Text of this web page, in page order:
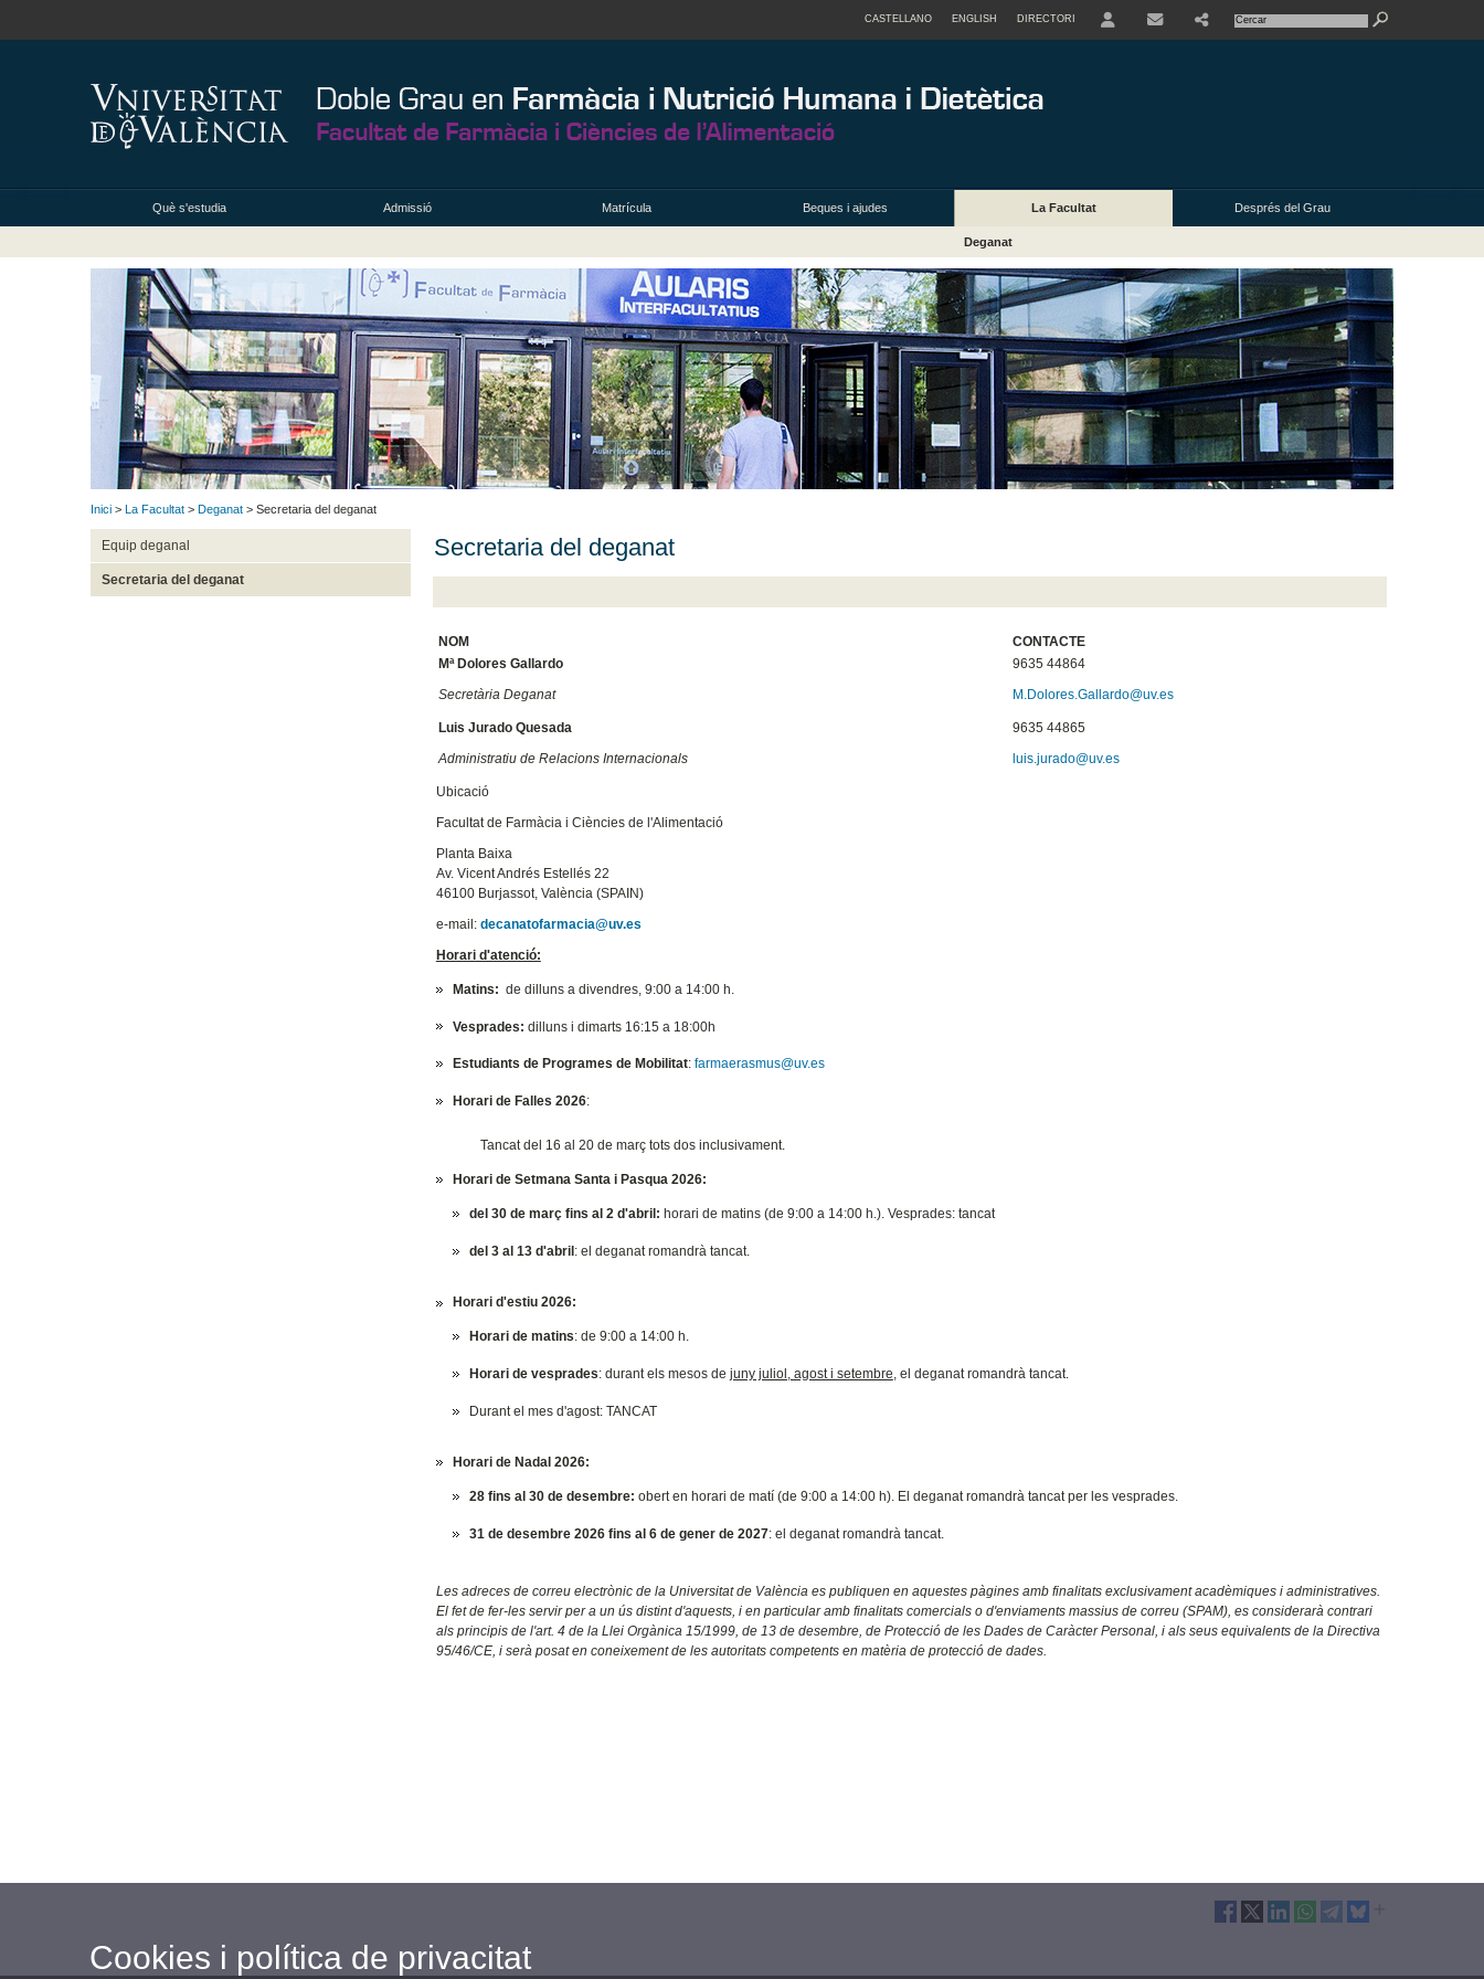
CASTELLANO ENGLISH DIRECTORI
Què s'estudia Admissió Matrícula Beques i ajudes La Facultat Després del Grau
Deganat
Inici > La Facultat > Deganat > Secretaria del deganat
Equip deganal
Secretaria del deganat
Secretaria del deganat
NOM
CONTACTE
Mª Dolores Gallardo
Secretària Deganat
9635 44864
M.Dolores.Gallardo@uv.es
Luis Jurado Quesada
Administratiu de Relacions Internacionals
9635 44865
luis.jurado@uv.es
Ubicació
Facultat de Farmàcia i Ciències de l'Alimentació
Planta Baixa
Av. Vicent Andrés Estellés 22
46100 Burjassot, València (SPAIN)
e-mail: decanatofarmacia@uv.es
Horari d'atenció:
Matins: de dilluns a divendres, 9:00 a 14:00 h.
Vesprades: dilluns i dimarts 16:15 a 18:00h
Estudiants de Programes de Mobilitat: farmaerasmus@uv.es
Horari de Falles 2026:
Tancat del 16 al 20 de març tots dos inclusivament.
Horari de Setmana Santa i Pasqua 2026:
del 30 de març fins al 2 d'abril: horari de matins (de 9:00 a 14:00 h.). Vesprades: tancat
del 3 al 13 d'abril : el deganat romandrà tancat.
Horari d'estiu 2026:
Horari de matins: de 9:00 a 14:00 h.
Horari de vesprades: durant els mesos de juny juliol, agost i setembre, el deganat romandrà tancat.
Durant el mes d'agost: TANCAT
Horari de Nadal 2026:
28 fins al 30 de desembre: obert en horari de matí (de 9:00 a 14:00 h). El deganat romandrà tancat per les vesprades.
31 de desembre 2026 fins al 6 de gener de 2027: el deganat romandrà tancat.
Les adreces de correu electrònic de la Universitat de València es publiquen en aquestes pàgines amb finalitats exclusivament acadèmiques i administratives.
El fet de fer-les servir per a un ús distint d'aquests, i en particular amb finalitats comercials o d'enviaments massius de correu (SPAM), es considerarà contrari
als principis de l'art. 4 de la Llei Orgànica 15/1999, de 13 de desembre, de Protecció de les Dades de Caràcter Personal, i als seus equivalents de la Directiva
95/46/CE, i serà posat en coneixement de les autoritats competents en matèria de protecció de dades.
Cookies i política de privacitat